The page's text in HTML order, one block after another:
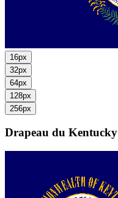
16px
32px
64px
128px
256px
Drapeau du Kentucky